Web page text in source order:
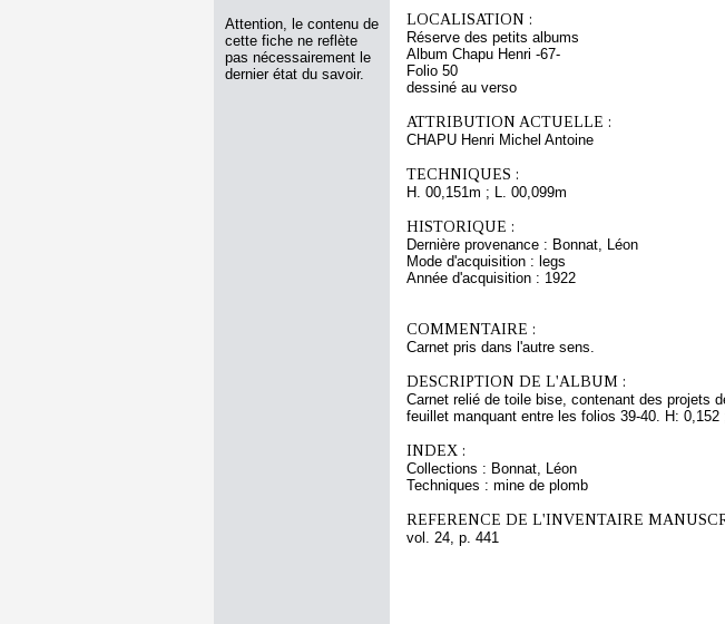
Attention, le contenu de
cette fiche ne reflète
pas nécessairement le
dernier état du savoir.
LOCALISATION :
Réserve des petits albums
Album Chapu Henri -67-
Folio 50
dessiné au verso
ATTRIBUTION ACTUELLE :
CHAPU Henri Michel Antoine
TECHNIQUES :
H. 00,151m ; L. 00,099m
HISTORIQUE :
Dernière provenance : Bonnat, Léon
Mode d'acquisition : legs
Année d'acquisition : 1922
COMMENTAIRE :
Carnet pris dans l'autre sens.
DESCRIPTION DE L'ALBUM :
Carnet relié de toile bise, contenant des projets
feuillet manquant entre les folios 39-40. H: 0,152
INDEX :
Collections : Bonnat, Léon
Techniques : mine de plomb
REFERENCE DE L'INVENTAIRE
vol. 24, p. 441